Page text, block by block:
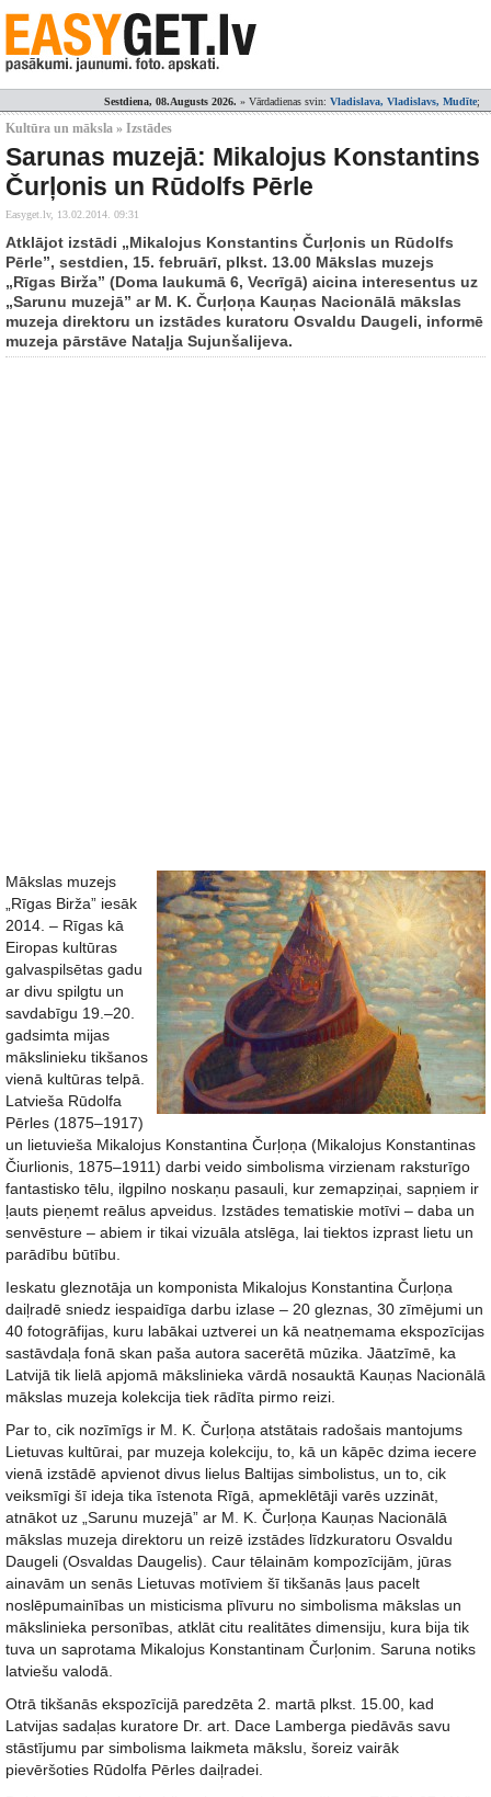
Sestdiena, 08.Augusts 2026. » Vārdadienas svin: Vladislava, Vladislavs, Mudīte;
Kultūra un māksla » Izstādes
Sarunas muzejā: Mikalojus Konstantins
Čurļonis un Rūdolfs Pērle
Easyget.lv, 13.02.2014. 09:31
Atklājot izstādi „Mikalojus Konstantins Čurļonis un Rūdolfs
Pērle”, sestdien, 15. februārī, plkst. 13.00 Mākslas muzejs
„Rīgas Birža” (Doma laukumā 6, Vecrīgā) aicina interesentus uz
„Sarunu muzejā” ar M. K. Čurļoņa Kauņas Nacionālā mākslas
muzeja direktoru un izstādes kuratoru Osvaldu Daugeli, informē
muzeja pārstāve Nataļja Sujunšalijeva.
Mākslas muzejs
„Rīgas Birža” iesāk
2014. – Rīgas kā
Eiropas kultūras
galvaspilsētas gadu
ar divu spilgtu un
savdabīgu 19.–20.
gadsimta mijas
mākslinieku tikšanos
vienā kultūras telpā.
Latvieša Rūdolfa
Pērles (1875–1917)
un lietuvieša Mikalojus Konstantina Čurļoņa (Mikalojus Konstantinas
Čiurlionis, 1875–1911) darbi veido simbolisma virzienam raksturīgo
fantastisko tēlu, ilgpilno noskaņu pasauli, kur zemapziņai, sapņiem ir
ļauts pieņemt reālus apveidus. Izstādes tematiskie motīvi – daba un
senvēsture – abiem ir tikai vizuāla atslēga, lai tiektos izprast lietu un
parādību būtību.
Ieskatu gleznotāja un komponista Mikalojus Konstantina Čurļoņa
daiļradē sniedz iespaidīga darbu izlase – 20 gleznas, 30 zīmējumi un
40 fotogrāfijas, kuru labākai uztverei un kā neatņemama ekspozīcijas
sastāvdaļa fonā skan paša autora sacerētā mūzika. Jāatzīmē, ka
Latvijā tik lielā apjomā mākslinieka vārdā nosauktā Kauņas Nacionālā
mākslas muzeja kolekcija tiek rādīta pirmo reizi.
Par to, cik nozīmīgs ir M. K. Čurļoņa atstātais radošais mantojums
Lietuvas kultūrai, par muzeja kolekciju, to, kā un kāpēc dzima iecere
vienā izstādē apvienot divus lielus Baltijas simbolistus, un to, cik
veiksmīgi šī ideja tika īstenota Rīgā, apmeklētāji varēs uzzināt,
atnākot uz „Sarunu muzejā” ar M. K. Čurļoņa Kauņas Nacionālā
mākslas muzeja direktoru un reizē izstādes līdzkuratoru Osvaldu
Daugeli (Osvaldas Daugelis). Caur tēlainām kompozīcijām, jūras
ainavām un senās Lietuvas motīviem šī tikšanās ļaus pacelt
noslēpumainības un misticisma plīvuru no simbolisma mākslas un
mākslinieka personības, atklāt citu realitātes dimensiju, kura bija tik
tuva un saprotama Mikalojus Konstantinam Čurļonim. Saruna notiks
latviešu valodā.
Otrā tikšanās ekspozīcijā paredzēta 2. martā plkst. 15.00, kad
Latvijas sadaļas kuratore Dr. art. Dace Lamberga piedāvās savu
stāstījumu par simbolisma laikmeta mākslu, šoreiz vairāk
pievēršoties Rūdolfa Pērles daiļradei.